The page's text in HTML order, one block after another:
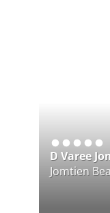
D Varee
Jomtien